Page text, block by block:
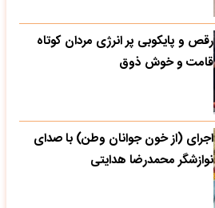
رقص و پایکوبی پر انرژی مردان کوتاه
قامت و خوش ذوق
اجرای (از خون جوانان وطن) با صدای
نوازشگر محمدرضا هدایتی